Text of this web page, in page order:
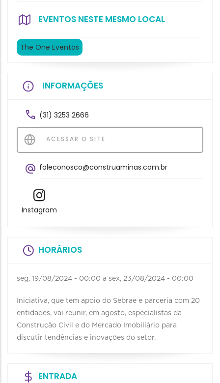
EVENTOS NESTE MESMO LOCAL
The One Eventos
INFORMAÇÕES
(31) 3253 2666
ACESSAR O SITE
faleconosco@construaminas.com.br
Instagram
HORÁRIOS
seg, 19/08/2024 - 00:00 a sex, 23/08/2024 - 00:00
Iniciativa, que tem apoio do Sebrae e parceria com 20
entidades, vai reunir, em agosto, especialistas da
Construção Civil e do Mercado Imobiliário para
discutir tendências e inovações do setor.
ENTRADA